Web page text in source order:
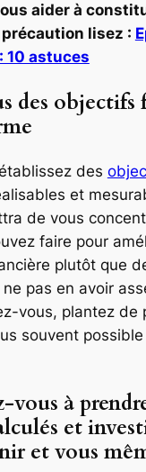
aider à
lisez :
10 astuces
des objectifs
des
et
de vous
faire pour
plutôt que
pas en avoir
vous, plantez de
souvent
à
et
et vous